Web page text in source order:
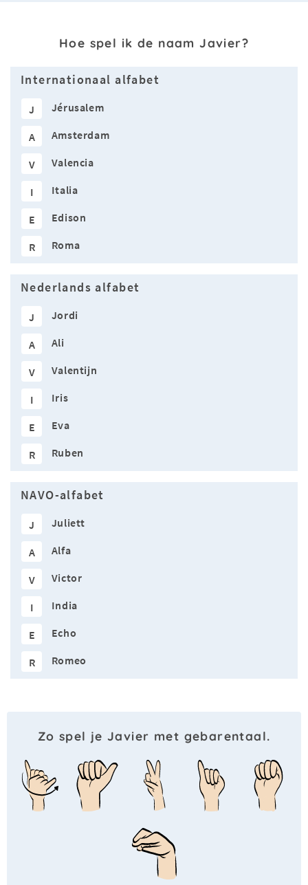
Hoe spel ik de naam Javier?
Internationaal alfabet
J Jérusalem
A Amsterdam
V Valencia
I Italia
E Edison
R Roma
Nederlands alfabet
J Jordi
A Ali
V Valentijn
I Iris
E Eva
R Ruben
NAVO-alfabet
J Juliett
A Alfa
V Victor
I India
E Echo
R Romeo
Zo spel je Javier met gebarentaal.